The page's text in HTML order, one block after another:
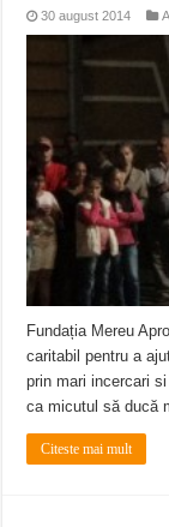
30 august 2014
Fundația Mereu
caritabil pentru a
prin mari incercari
ca micutul să ducă
Citeste mai mult